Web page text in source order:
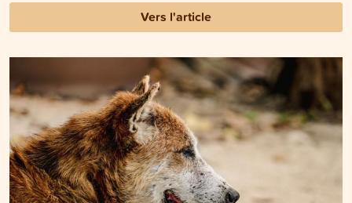
Vers l'article